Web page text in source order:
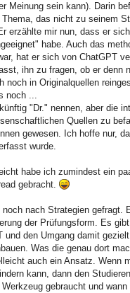
Meinung sein kann). Darin
das nicht zu seinem
erzählte mir nun, dass er
habe. Auch das
hat er sich von ChatGPT
ihn zu fragen, ob er denn
noch in Originalquellen
noch ...
"Dr." nennen, aber die
Quellen zu
gewesen. Ich hoffe nur,
wurde.
habe ich zumindest ein
gebracht.
nach Strategien gefragt.
der Prüfungsform. Es
und den Umgang damit
Was die genau dort
auch ein Ansatz. Wenn
kann, dann den
gebraucht und wann